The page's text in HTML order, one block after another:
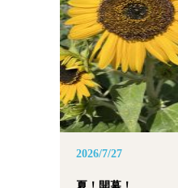
2026/7/27
夏！開幕！